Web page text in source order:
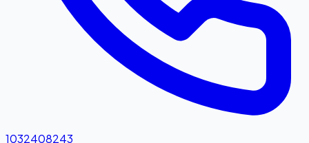
1032408243